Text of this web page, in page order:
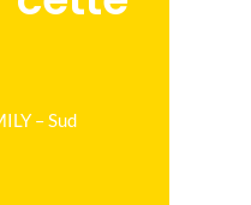
– Sud